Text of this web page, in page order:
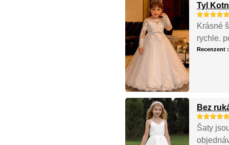
Tyl
Krásné
rychle.
Recenzent
Bez
Šaty